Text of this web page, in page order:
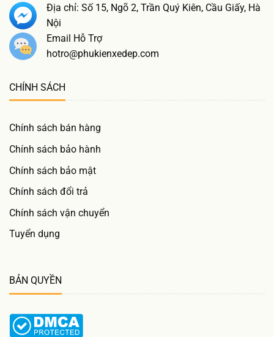
Địa chỉ: Số 15, Ngõ 2, Trần Quý Kiên, Cầu Giấy, Hà
Nội
Email Hỗ Trợ
hotro@phukienxedep.com
CHÍNH SÁCH
Chính sách bán hàng
Chính sách bảo hành
Chính sách bảo mật
Chính sách đổi trả
Chính sách vận chuyển
Tuyển dụng
BẢN QUYỀN